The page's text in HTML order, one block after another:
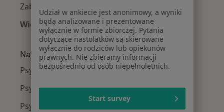
Zaburzenia nastroju w Gdańsku
Więcej (15)
Więcej w kategorii: Najczęście leczone
Najpopularniejsze ubezpieczenia
Psycholodzy z Medicover w Gdańsku
Psycholodzy z POLMED w Gdańsku
Psycholodzy z Signal Iduna w Gdańsku
Udział w ankiecie jest anonimowy, a wyniki
będą analizowane i prezentowane
wyłącznie w formie zbiorczej. Pytania
dotyczące nastolatków są skierowane
wyłącznie do rodziców lub opiekunów
prawnych. Nie zbieramy informacji
bezpośrednio od osób niepełnoletnich.
Start survey